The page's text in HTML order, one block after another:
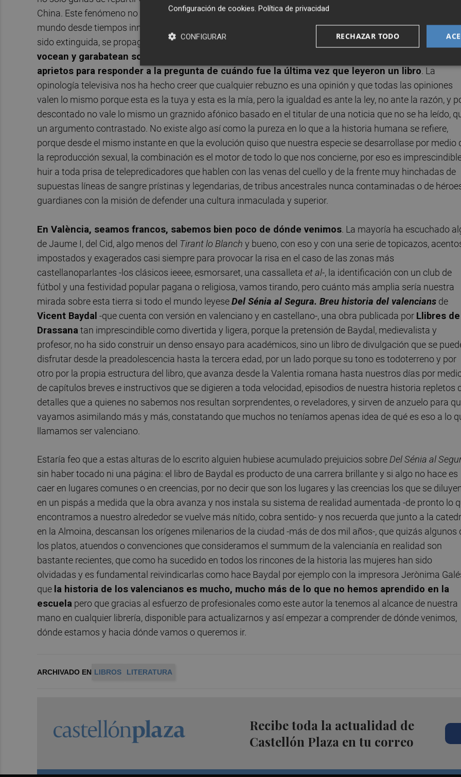
China. Este fenómeno no es exclusivo de ninguna terreta, sino que por el contrario es una peste que asola
mundo desde tiempos inmemoriales y que en plena era de la información y la comunicación, lejos de
sido extinguida, se propaga con mayor facilidad que nunca. Sin ir más lejosen España y en Europa
vocean y garabatean soflamas identitarias energúmenos que con toda probabilidad se vean en
aprietos para responder a la pregunta de cuándo fue la última vez que leyeron un libro. La
opinología televisiva nos ha hecho creer que cualquier rebuzno es una opinión y que todas las opiniones
valen lo mismo porque esta es la tuya y esta es la mía, pero la igualdad es ante la ley, no ante la razón, y
descontado no vale lo mismo un graznido afónico basado en el titular de una noticia que no se ha leído,
un argumento contrastado. No existe algo así como la pureza en lo que a la historia humana se refiere,
porque desde el mismo instante en que la evolución quiso que nuestra especie se desarrollase por medio
la reproducción sexual, la combinación es el motor de todo lo que nos concierne, por eso es
huir a toda prisa de telepredicadores que hablen con las venas del cuello y de la frente muy hinchadas de
supuestas líneas de sangre prístinas y legendarias, de tribus ancestrales nunca contaminadas o de
guardianes con la misión de defender una cultura inmaculada y superior.
En València, seamos francos, sabemos bien poco de dónde venimos. La mayoría ha escuchado
de Jaume I, del Cid, algo menos del Tirant lo Blanch y bueno, con eso y con una serie de topicazos,
impostados y exagerados casi siempre para provocar la risa en el caso de las zonas más
castellanoparlantes -los clásicos ieeee, esmorsaret, una cassalleta et al-, la identificación con un club de
fútbol y una festividad popular pagana o religiosa, vamos tirando, pero cuánto más amplia sería nuestra
mirada sobre esta tierra si todo el mundo leyeseDel Sénia al Segura. Breu historia del valencians de
Vicent Baydal -que cuenta con versión en valenciano y en castellano-, una obra publicada por Llibres
Drassana tan imprescindible como divertida y ligera, porque la pretensión de Baydal, medievalista y
profesor, no ha sido construir un denso ensayo para académicos, sino un libro de divulgación que se
disfrutar desde la preadolescencia hasta la tercera edad, por un lado porque su tono es todoterreno y por
otro por la propia estructura del libro, que avanza desde la Valentia romana hasta nuestros días por
de capítulos breves e instructivos que se digieren a toda velocidad, episodios de nuestra historia repletos
detalles que a quienes no sabemos nos resultan sorprendentes, o reveladores, y sirven de anzuelo para
vayamos asimilando más y más, constatando que muchos no teníamos apenas idea de qué es eso a lo
llamamos ser valenciano.
Estaría feo que a estas alturas de lo escrito alguien hubiese acumulado prejuicios sobreDel Sénia al
sin haber tocado ni una página: el libro de Baydal es producto de una carrera brillante y si algo no hace es
caer en lugares comunes o en creencias, por no decir que son los lugares y las creencias los que se
en un pispás a medida que la obra avanza y nos instala su sistema de realidad aumentada -de pronto lo
encontramos a nuestro alrededor se vuelve más nítido, cobra sentido- y nos recuerda que junto a la
en la Almoina, descansan los orígenes milenarios de la ciudad -más de dos mil años-, que quizás algunos
los platos, atuendos o convenciones que consideramos el summum de la valencianía en realidad son
bastante recientes, que como ha sucedido en todos los rincones de la historia las mujeres han sido
olvidadas y es fundamental reivindicarlas como hace Baydal por ejemplo con la impresora Jerònima
que la historia de los valencianos es mucho, mucho más de lo que no hemos aprendido en la
escuela pero que gracias al esfuerzo de profesionales como este autor la tenemos al alcance de nuestra
mano en cualquier librería, disponible para actualizarnos y así empezar a comprender de dónde venimos,
dónde estamos y hacia dónde vamos o queremos ir.
ARCHIVADO EN LIBROS LITERATURA
Recibe toda la actualidad de
Castellón Plaza en tu correo
Configuración de cookies. Política de privacidad
RECHAZAR TODO
CONFIGURAR